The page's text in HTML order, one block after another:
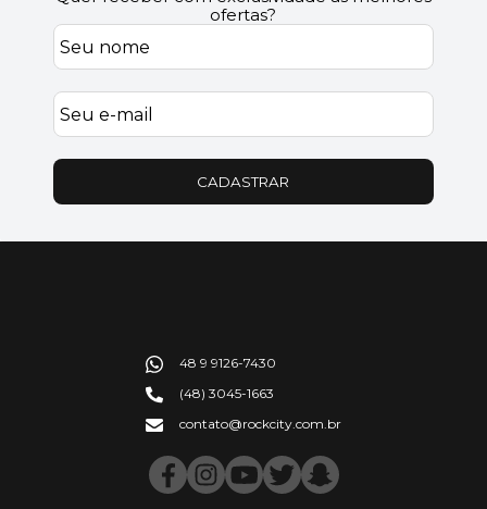
ofertas?
CADASTRAR
48 9 9126-7430
(48) 3045-1663
contato@rockcity.com.br